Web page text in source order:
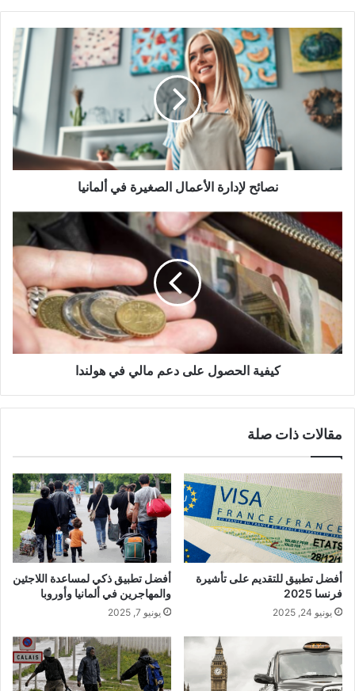
نصائح
لإدارة
الأعمال
الصغيرة
في
ألمانيا
نصائح لإدارة الأعمال الصغيرة في ألمانيا
الحصول
على
في
هولندا
كيفية الحصول على دعم مالي في هولندا
مقالات ذات صلة
أفضل تطبيق للتقديم على تأشيرة
فرنسا 2025
يونيو 24, 2025
أفضل تطبيق ذكي لمساعدة اللاجئين
والمهاجرين في ألمانيا وأوروبا
يونيو 7, 2025